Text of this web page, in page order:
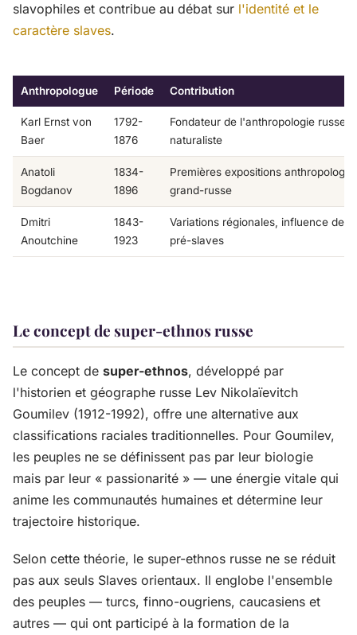
slavophiles et contribue au débat sur l'identité et le
caractère slaves.
Anthropologue Période Contribution
Karl Ernst von
Baer
1792-
1876
Fondateur de l'anthropologie russe,
naturaliste
Anatoli
Bogdanov
1834-
1896
Premières expositions
grand-russe
Dmitri
Anoutchine
1843-
1923
Variations régionales, influence des
pré-slaves
Le concept de super-ethnos russe
Le concept de super-ethnos, développé par
l'historien et géographe russe Lev Nikolaïevitch
Goumilev (1912-1992), offre une alternative aux
classifications raciales traditionnelles. Pour Goumilev,
les peuples ne se définissent pas par leur biologie
mais par leur « passionarité » — une énergie vitale qui
anime les communautés humaines et détermine leur
trajectoire historique.
Selon cette théorie, le super-ethnos russe ne se réduit
pas aux seuls Slaves orientaux. Il englobe l'ensemble
des peuples — turcs, finno-ougriens, caucasiens et
autres — qui ont participé à la formation de la